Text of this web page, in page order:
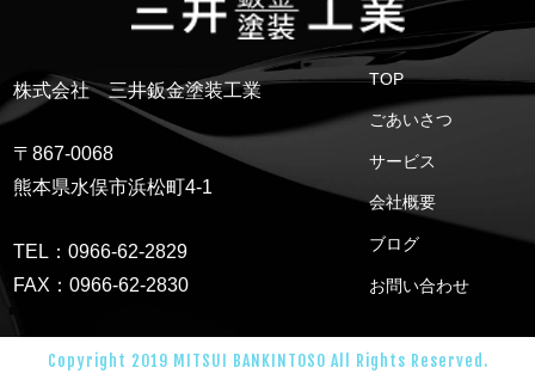
株式会社 三井鈑金塗装工業
〒867-0068
熊本県水俣市浜松町4-1
TEL：0966-62-2829
FAX：0966-62-2830
TOP
ごあいさつ
サービス
会社概要
ブログ
お問い合わせ
Copyright 2019 MITSUI BANKINTOSO All Rights Reserved.